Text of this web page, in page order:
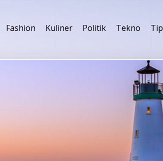
Fashion Kuliner Politik Tekno